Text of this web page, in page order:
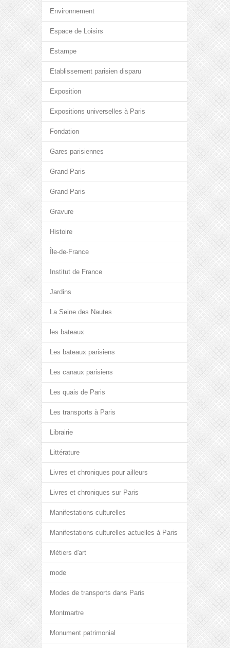
Environnement
Espace de Loisirs
Estampe
Etablissement parisien disparu
Exposition
Expositions universelles à Paris
Fondation
Gares parisiennes
Grand Paris
Grand Paris
Gravure
Histoire
Île-de-France
Institut de France
Jardins
La Seine des Nautes
les bateaux
Les bateaux parisiens
Les canaux parisiens
Les quais de Paris
Les transports à Paris
Librairie
Littérature
Livres et chroniques pour ailleurs
Livres et chroniques sur Paris
Manifestations culturelles
Manifestations culturelles actuelles à Paris
Métiers d'art
mode
Modes de transports dans Paris
Montmartre
Monument patrimonial